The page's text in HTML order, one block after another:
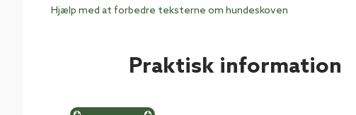
Hjælp med at forbedre teksterne om hundeskoven
Praktisk information